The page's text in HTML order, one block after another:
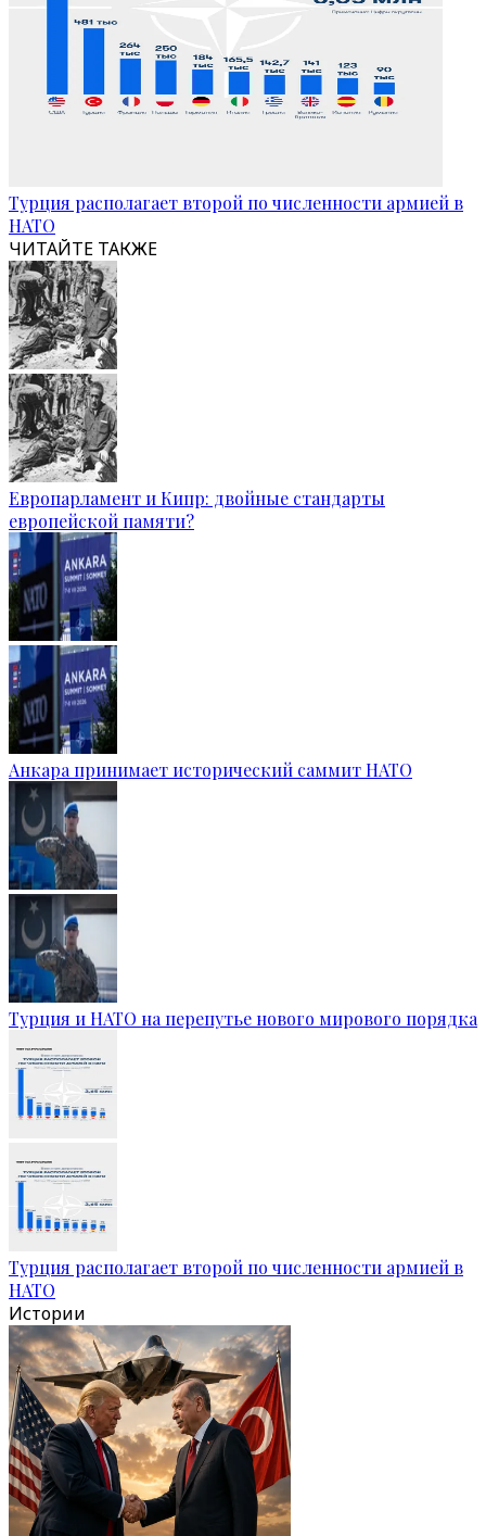
Турция располагает второй по численности армией в
НАТО
ЧИТАЙТЕ ТАКЖЕ
Европарламент и Кипр: двойные стандарты
европейской памяти?
Анкара принимает исторический саммит НАТО
Турция и НАТО на перепутье нового мирового порядка
Турция располагает второй по численности армией в
НАТО
Истории